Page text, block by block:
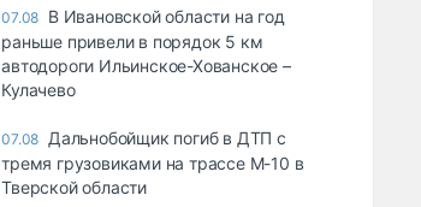
07.08 В Ивановской области на год
раньше привели в порядок 5 км
автодороги Ильинское-Хованское –
Кулачево
07.08 Дальнобойщик погиб в ДТП с
тремя грузовиками на трассе М-10 в
Тверской области